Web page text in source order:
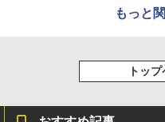
もっと
トッ